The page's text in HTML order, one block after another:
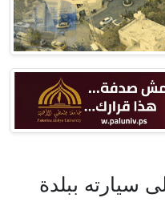
سيارته ببلدة